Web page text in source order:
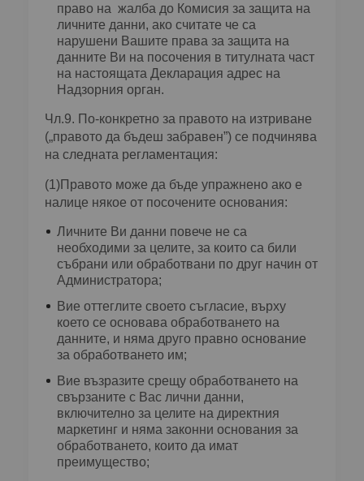
право на жалба до Комисия за защита на
личните данни, ако считате че са
нарушени Вашите права за защита на
данните Ви на посочения в титулната част
на настоящата Декларация адрес на
Надзорния орган.
Чл.9. По-конкретно за правото на изтриване
(„правото да бъдеш забравен”) се подчинява
на следната регламентация:
(1)Правото може да бъде упражнено ако е
налице някое от посочените основания:
Личните Ви данни повече не са
необходими за целите, за които са били
събрани или обработвани по друг начин от
Администратора;
Вие оттеглите своето съгласие, върху
което се основава обработването на
данните, и няма друго правно основание
за обработването им;
Вие възразите срещу обработването на
свързаните с Вас лични данни,
включително за целите на директния
маркетинг и няма законни основания за
обработването, които да имат
преимущество;